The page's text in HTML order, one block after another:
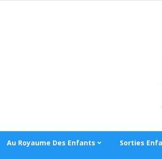
Au Royaume Des Enfants Sorties